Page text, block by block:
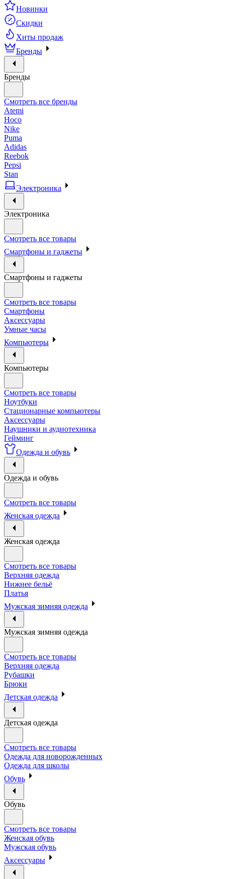
Новинки
Скидки
Хиты продаж
Бренды
Бренды
Смотреть все бренды
Atemi
Hoco
Nike
Puma
Adidas
Reebok
Pepsi
Stan
Электроника
Электроника
Смотреть все товары
Смартфоны и гаджеты
Смартфоны и гаджеты
Смотреть все товары
Смартфоны
Аксессуары
Умные часы
Компьютеры
Компьютеры
Смотреть все товары
Ноутбуки
Стационарные компьютеры
Аксессуары
Наушники и аудиотехника
Гейминг
Одежда и обувь
Одежда и обувь
Смотреть все товары
Женская одежда
Женская одежда
Смотреть все товары
Верхняя одежда
Нижнее бельё
Платья
Мужская зимняя одежда
Мужская зимняя одежда
Смотреть все товары
Верхняя одежда
Рубашки
Брюки
Детская одежда
Детская одежда
Смотреть все товары
Одежда для новорожденных
Одежда для школы
Обувь
Обувь
Смотреть все товары
Женская обувь
Мужская обувь
Аксессуары